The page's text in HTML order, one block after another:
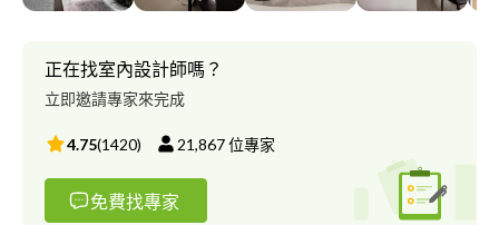
正在找室內設計師嗎？
立即邀請專家來完成
4.75(1420) 21,867位專家
免費找專家